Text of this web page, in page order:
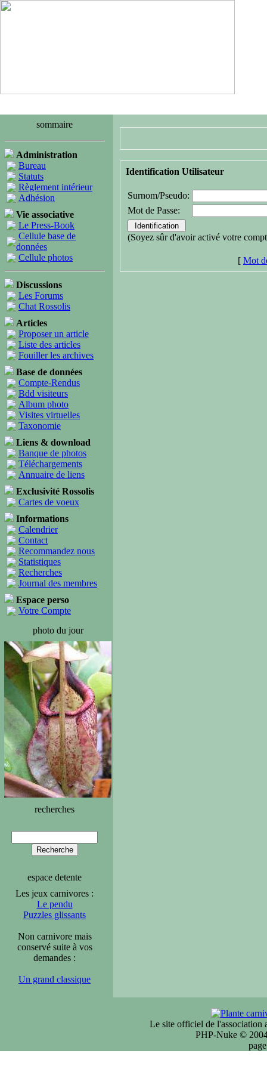
sommaire
Administration
Bureau
Statuts
Règlement intérieur
Adhésion
Vie associative
Le Press-Book
Cellule base de
données
Cellule photos
Discussions
Les Forums
Chat Rossolis
Articles
Proposer un article
Liste des articles
Fouiller les archives
Base de données
Compte-Rendus
Bdd visiteurs
Album photo
Visites virtuelles
Taxonomie
Liens & download
Banque de photos
Téléchargements
Annuaire de liens
Exclusivité Rossolis
Cartes de voeux
Informations
Calendrier
Contact
Recommandez nous
Statistiques
Recherches
Journal des membres
Espace perso
Votre Compte
photo du jour
recherches
espace detente
Les jeux carnivores :
Le pendu
Puzzles glissants
Non carnivore mais
conservé suite à vos
demandes :
Un grand classique
Identification Utilisateur
Surnom/Pseudo:
Mot de Passe:
(Soyez sûr d'avoir activé votre
[ Mot
Le site officiel de l'association
PHP-Nuke ©